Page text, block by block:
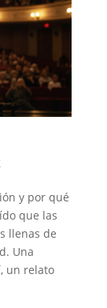
y por qué
que las
llenas de
Una
un relato